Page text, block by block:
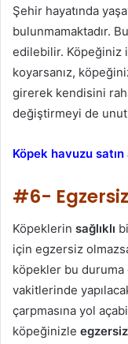
Şehir hayatında
bulunmamaktadır.
edilebilir. Köpeğiniz
koyarsanız,
girerek kendisini
değiştirmeyi de
Köpek havuzu
#6- Egzersiz
Köpeklerin sağlıklı
için egzersiz
köpekler bu duruma
vakitlerinde
çarpmasına yol
köpeğinizle